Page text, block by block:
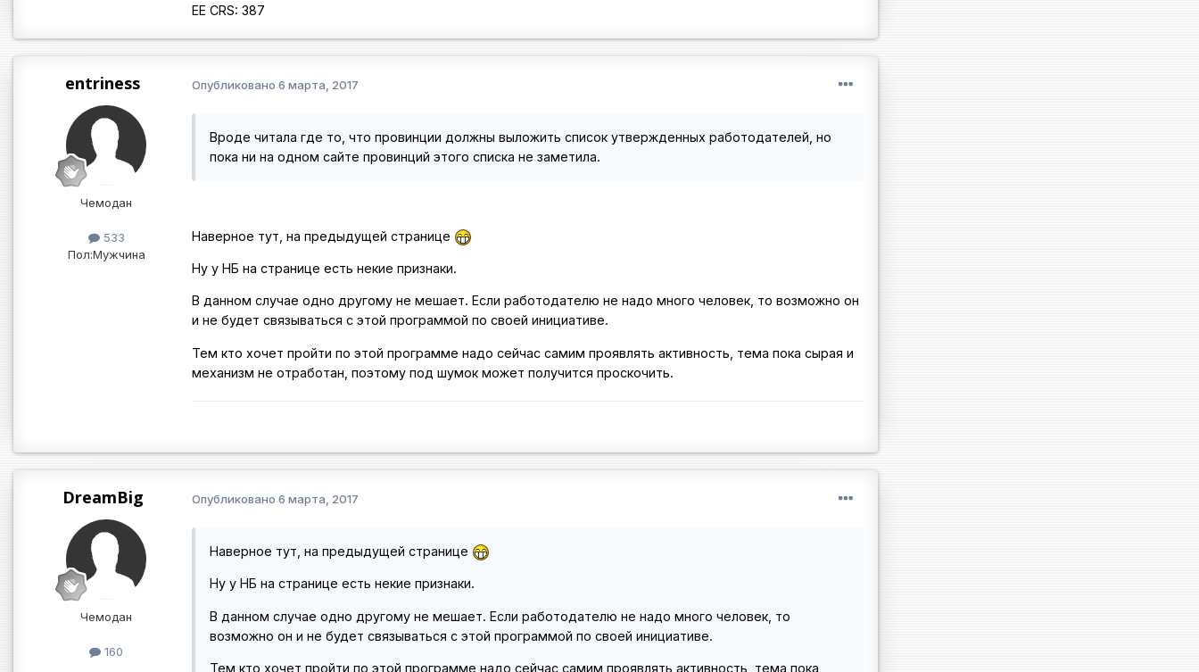
ЕЕ CRS: 387
entriness
Чемодан
533
Пол:Мужчина
Опубликовано 6 марта, 2017
Вроде читала где то, что провинции должны выложить список утвержденных работодателей, но
пока ни на одном сайте провинций этого списка не заметила.
Наверное тут, на предыдущей странице
Ну у НБ на странице есть некие признаки.
В данном случае одно другому не мешает. Если работодателю не надо много человек, то возможно он
и не будет связываться с этой программой по своей инициативе.
Тем кто хочет пройти по этой программе надо сейчас самим проявлять активность, тема пока сырая и
механизм не отработан, поэтому под шумок может получится проскочить.
DreamBig
Чемодан
160
Опубликовано 6 марта, 2017
Наверное тут, на предыдущей странице
Ну у НБ на странице есть некие признаки.
В данном случае одно другому не мешает. Если работодателю не надо много человек, то
возможно он и не будет связываться с этой программой по своей инициативе.
Тем кто хочет пройти по этой программе надо сейчас самим проявлять активность, тема пока